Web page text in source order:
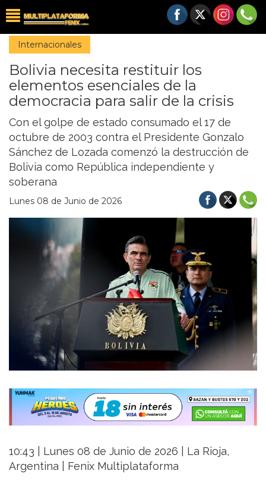
Internacionales
Bolivia necesita restituir los
elementos esenciales de la
democracia para salir de la crisis
Con el golpe de estado consumado el 17 de
octubre de 2003 contra el Presidente Gonzalo
Sánchez de Lozada comenzó la destrucción de
Bolivia como República independiente y
soberana
Lunes 08 de Junio de 2026
10:43 | Lunes 08 de Junio de 2026 | La Rioja,
Argentina | Fenix Multiplataforma